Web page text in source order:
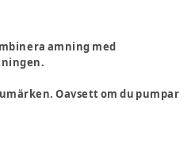
amning med
Oavsett om du pumpar